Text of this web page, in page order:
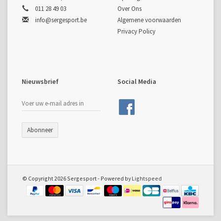
011 28 49 03
info@sergesport.be
Over Ons
Algemene voorwaarden
Privacy Policy
Nieuwsbrief
Abonneer
Social Media
© Copyright 2026 Sergesport - Powered byLightspeed